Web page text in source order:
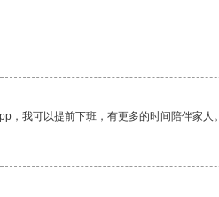
我可以提前下班，有更多的时间陪伴家人。